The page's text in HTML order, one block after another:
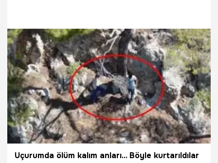
arayanların, 'Sizi dolandıran şahısların izini sürüyoruz'
yalanına inanan Duvar, bankadan krediyle çektiği 15 bin
lirayı dolandırıcılara kaptırdı.
5.10.2021 Gündem
Uçurumda ölüm kalım anları... Böyle kurtarıldılar